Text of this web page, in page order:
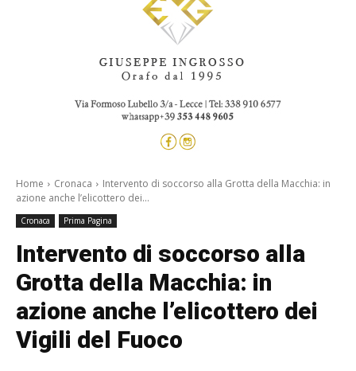
Home Cronaca
Intervento di soccorso alla Grotta della Macchia: in
azione anche l’elicottero dei...
Cronaca Prima Pagina
Intervento di soccorso alla
Grotta della Macchia: in
azione anche l’elicottero dei
Vigili del Fuoco